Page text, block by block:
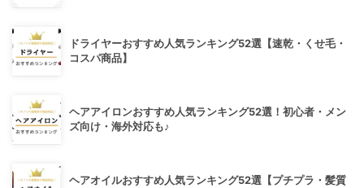
ドライヤーおすすめ人気ランキング52選【速乾・くせ毛・
コスパ商品】
ヘアアイロンおすすめ人気ランキング52選！初心者・メン
ズ向け・海外対応も♪
ヘアオイルおすすめ人気ランキング52選【プチプラ・髪質